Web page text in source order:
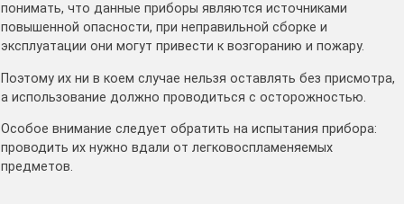
понимать, что данные приборы являются источниками
повышенной опасности, при неправильной сборке и
эксплуатации они могут привести к возгоранию и пожару.
Поэтому их ни в коем случае нельзя оставлять без присмотра,
а использование должно проводиться с осторожностью.
Особое внимание следует обратить на испытания прибора:
проводить их нужно вдали от легковоспламеняемых
предметов.